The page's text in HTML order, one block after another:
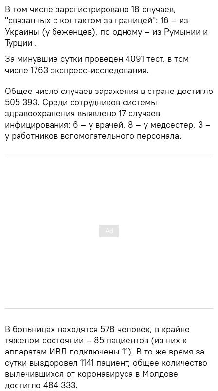
В том числе зарегистрировано 18 случаев,
"связанных с контактом за границей": 16 – из
Украины (у беженцев), по одному – из Румынии и
Турции .
За минувшие сутки проведен 4091 тест, в том
числе 1763 экспресс-исследования.
Общее число случаев заражения в стране достигло
505 393. Среди сотрудников системы
здравоохранения выявлено 17 случаев
инфицирования: 6 – у врачей, 8 – у медсестер, 3 –
у работников вспомогательного персонала.
В больницах находятся 578 человек, в крайне
тяжелом состоянии – 85 пациентов (из них к
аппаратам ИВЛ подключены 11). В то же время за
сутки выздоровел 1141 пациент, общее количество
вылечившихся от коронавируса в Молдове
достигло 484 333.